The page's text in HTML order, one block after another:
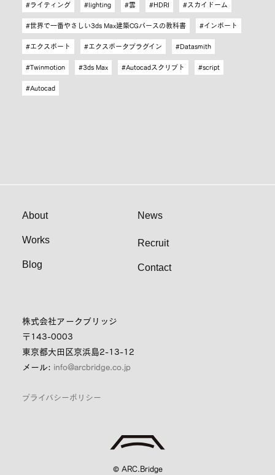
ライティング lighting 雲 HDRI スカイドーム
世界で一番やさしい3ds Max建築CGパースの教科書 インポート
エクスポート エクスポータプラグイン Datasmith
Twinmotion 3ds Max Autocadスクリプト script
Autocad
株式会社アークブリッジ
〒143-0003
東京都大田区京浜島2-13-12
メール: info@arcbridge.co.jp
About
Works
Blog
News
Recruit
Contact
プライバシーポリシー
© ARC.Bridge